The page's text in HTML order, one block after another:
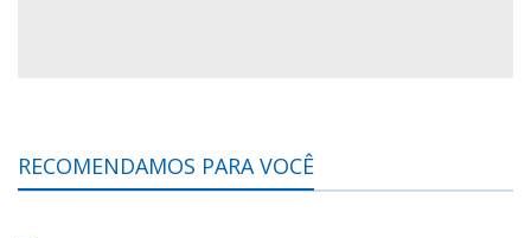
RECOMENDAMOS PARA VOCÊ